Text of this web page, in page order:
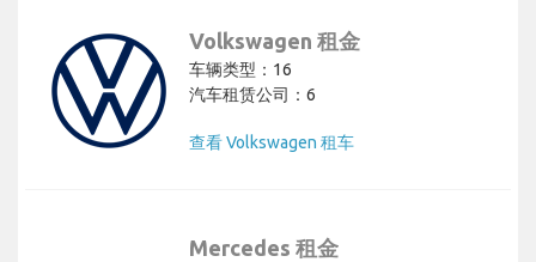
Volkswagen 租金
车辆类型：16
汽车租赁公司：6
查看 Volkswagen 租车
Mercedes 租金